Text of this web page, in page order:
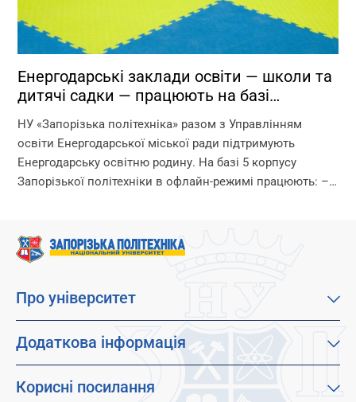
Енергодарські заклади освіти — школи та
дитячі садки — працюють на базі
НУ «Запорізька політехніка» разом з Управлінням
освіти Енергодарської міської ради підтримують
Енергодарську освітню родину. На базі 5 корпусу
Запорізької політехніки в офлайн-режимі працюють: –
Про університет
Місія, візія та цінності
Факультети
Додаткова інформація
Дистанційне навчання
Корисні посилання